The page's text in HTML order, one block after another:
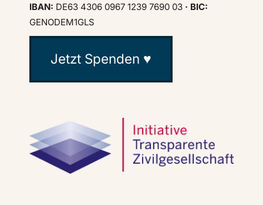
IBAN: DE63 4306 0967 1239 7690 03 · BIC:
GENODEM1GLS
Jetzt Spenden ♥